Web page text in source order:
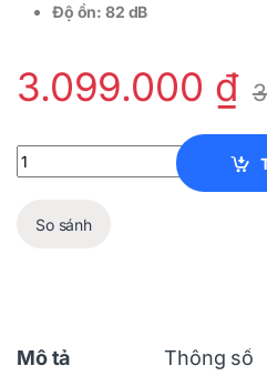
Độ ồn: 82 dB
3.099.000 ₫
Máy Hút Bụi Philips FC9350/01
So sánh
Mô tả Thông số